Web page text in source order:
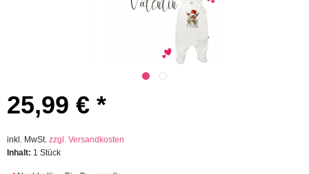
25,99 € *
inkl. MwSt. zzgl. Versandkosten
Inhalt: 1 Stück